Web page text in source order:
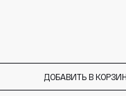
ДОБАВИТЬ В